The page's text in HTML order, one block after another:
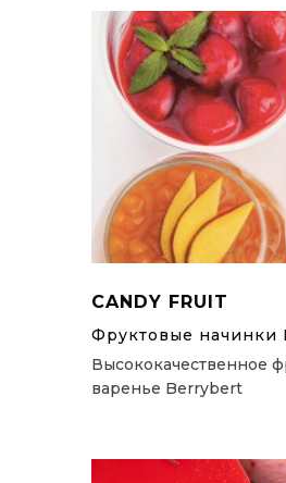
CANDY FRUIT
Фруктовые начинки
Высококачественное
варенье Berrybert